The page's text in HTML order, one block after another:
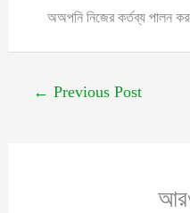
অঅপনি নিজের কর্তব্য পালন
← Previous Post